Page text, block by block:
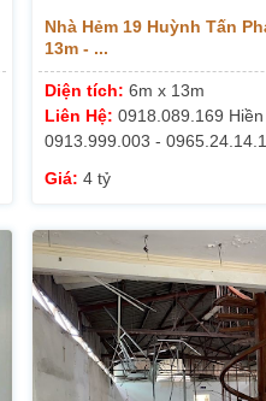
Nhà Hẻm 19 Huỳnh Tấn
13m - ...
Diện tích:6m x 13m
Liên Hệ:0918.089.169
0913.999.003 -
Giá:4 tỷ